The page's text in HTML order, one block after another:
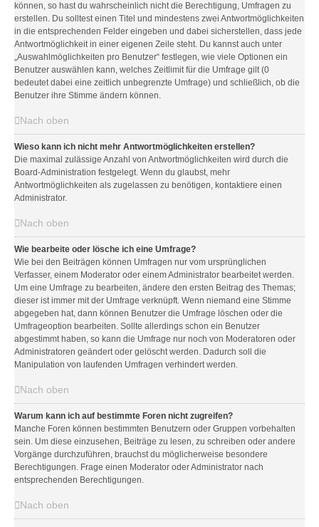
können, so hast du wahrscheinlich nicht die Berechtigung, Umfragen zu
erstellen. Du solltest einen Titel und mindestens zwei Antwortmöglichkeiten
in die entsprechenden Felder eingeben und dabei sicherstellen, dass jede
Antwortmöglichkeit in einer eigenen Zeile steht. Du kannst auch unter
„Auswahlmöglichkeiten pro Benutzer“ festlegen, wie viele Optionen ein
Benutzer auswählen kann, welches Zeitlimit für die Umfrage gilt (0
bedeutet dabei eine zeitlich unbegrenzte Umfrage) und schließlich, ob die
Benutzer ihre Stimme ändern können.
Nach oben
Wieso kann ich nicht mehr Antwortmöglichkeiten erstellen?
Die maximal zulässige Anzahl von Antwortmöglichkeiten wird durch die
Board-Administration festgelegt. Wenn du glaubst, mehr
Antwortmöglichkeiten als zugelassen zu benötigen, kontaktiere einen
Administrator.
Nach oben
Wie bearbeite oder lösche ich eine Umfrage?
Wie bei den Beiträgen können Umfragen nur vom ursprünglichen
Verfasser, einem Moderator oder einem Administrator bearbeitet werden.
Um eine Umfrage zu bearbeiten, ändere den ersten Beitrag des Themas;
dieser ist immer mit der Umfrage verknüpft. Wenn niemand eine Stimme
abgegeben hat, dann können Benutzer die Umfrage löschen oder die
Umfrageoption bearbeiten. Sollte allerdings schon ein Benutzer
abgestimmt haben, so kann die Umfrage nur noch von Moderatoren oder
Administratoren geändert oder gelöscht werden. Dadurch soll die
Manipulation von laufenden Umfragen verhindert werden.
Nach oben
Warum kann ich auf bestimmte Foren nicht zugreifen?
Manche Foren können bestimmten Benutzern oder Gruppen vorbehalten
sein. Um diese einzusehen, Beiträge zu lesen, zu schreiben oder andere
Vorgänge durchzuführen, brauchst du möglicherweise besondere
Berechtigungen. Frage einen Moderator oder Administrator nach
entsprechenden Berechtigungen.
Nach oben